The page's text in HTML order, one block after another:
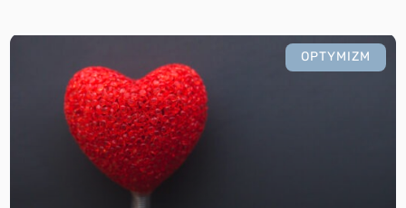
OPTYMIZM